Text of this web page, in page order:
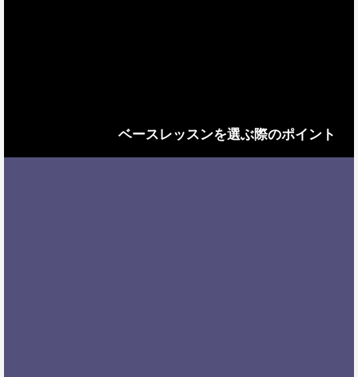
ベースレッスンを選ぶ際のポイント